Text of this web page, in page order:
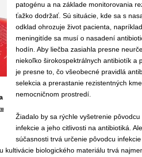
patogénu a na základe monitorovania
ťažko dodržať. Sú situácie, kde sa s
odklad ohrozuje život pacienta,
meningitíde sa musí o nasadení
hodín. Aby liečba zasiahla presne
niekoľko širokospektrálnych antibiotík a
je presne to, čo všeobecné pravidlá
selekcia a prerastanie rezistentných
nemocničnom prostredí.
Žiadalo by sa rýchle vyšetrenie pôvodcu
infekcie a jeho citlivosti na antibiotiká .
súčasnosti trvá určenie pôvodcu infekcie
kultivácie biologického materiálu trvá